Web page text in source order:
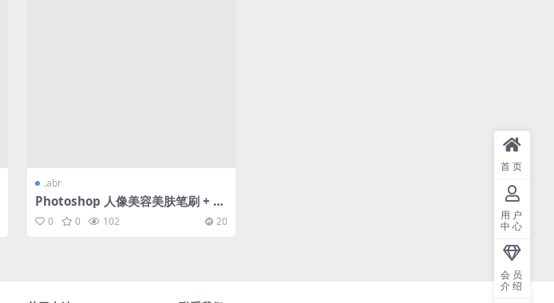
.abr
Photoshop 人像美容美肤笔刷 + 教
程 合集
0 0 102 20
首页
用户
中心
会员
介绍